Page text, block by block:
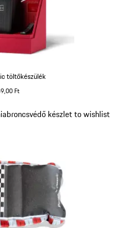
töltőkészülék
Ft
készlet to wishlist